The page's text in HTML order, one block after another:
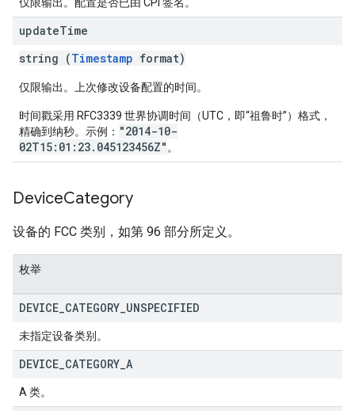
updateTime
string (Timestamp format)
仅限输出。上次修改设备配置的时间。
时间戳采用 RFC3339 世界协调时间（UTC，即“祖鲁时”）格式，
精确到纳秒。示例： "2014-10-
02T15:01:23.045123456Z" 。
DeviceCategory
设备的 FCC 类别，如第 96 部分所定义。
枚举
DEVICE CATEGORY UNSPECIFIED
未指定设备类别。
DEVICE CATEGORY A
A 类。